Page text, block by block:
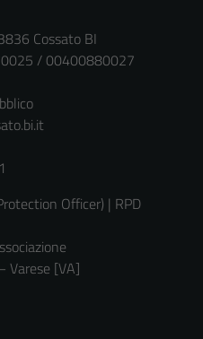
Cossato BI
/ 00400880027
Officer) | RPD
Varese [VA]
Tecnici
per il
essere
Questi cookie
non raccolgono